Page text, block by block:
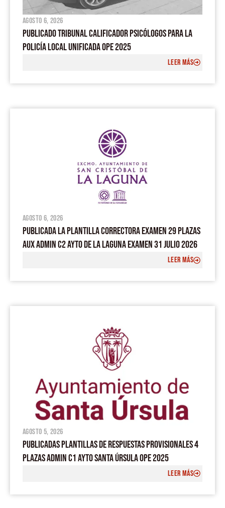
agosto 6, 2026
PUBLICADO TRIBUNAL CALIFICADOR PSICÓLOGOS PARA LA
POLICÍA LOCAL UNIFICADA OPE 2025
LEER MÁS
agosto 6, 2026
PUBLICADA LA PLANTILLA CORRECTORA EXAMEN 29 PLAZAS
AUX ADMIN C2 AYTO DE LA LAGUNA EXAMEN 31 JULIO 2026
LEER MÁS
agosto 5, 2026
PUBLICADAS PLANTILLAS DE RESPUESTAS PROVISIONALES 4
PLAZAS ADMIN C1 AYTO SANTA ÚRSULA OPE 2025
LEER MÁS